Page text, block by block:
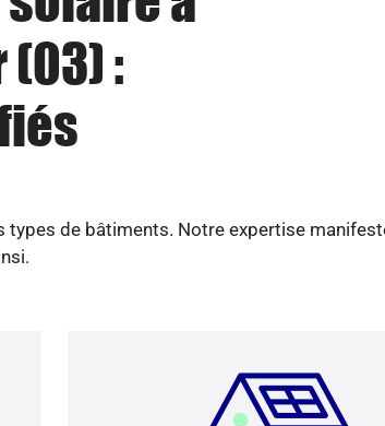
:
de bâtiments. Notre expertise